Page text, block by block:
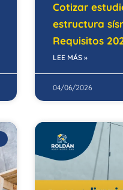
Cotizar
estructura
Requisitos
LEE MÁS »
04/06/2026